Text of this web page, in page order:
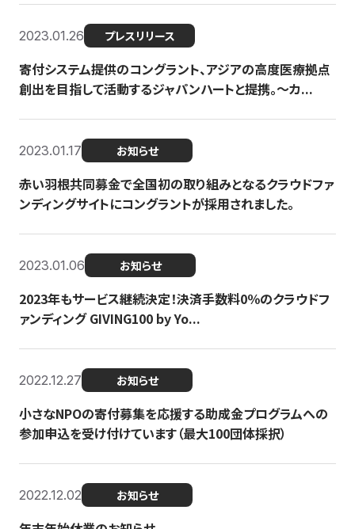
2023.01.26 プレスリリース
寄付システム提供のコングラント、アジアの高度医療拠点
創出を目指して活動するジャパンハートと提携。〜カ...
2023.01.17 お知らせ
赤い羽根共同募金で全国初の取り組みとなるクラウドファ
ンディングサイトにコングラントが採用されました。
2023.01.06 お知らせ
2023年もサービス継続決定！決済手数料0％のクラウドフ
ァンディング GIVING100 by Yo...
2022.12.27 お知らせ
小さなNPOの寄付募集を応援する助成金プログラムへの
参加申込を受け付けています（最大100団体採択）
2022.12.02 お知らせ